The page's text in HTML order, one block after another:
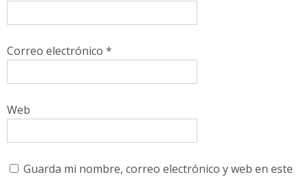
Correo electrónico *
Web
Guarda mi nombre, correo electrónico y web en este